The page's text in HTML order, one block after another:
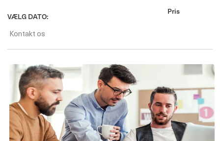
VÆLG DATO:
Kontakt os
Pris